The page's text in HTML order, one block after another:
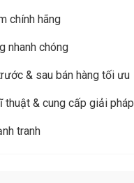
chính hãng
nhanh chóng
& sau bán hàng tối ưu
thuật & cung cấp giải pháp
tranh